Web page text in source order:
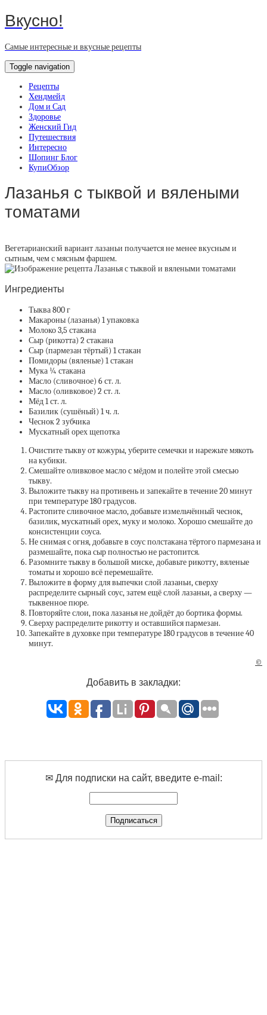
Вкусно!
Самые интересные и вкусные рецепты
Toggle navigation
Рецепты
Хендмейд
Дом и Сад
Здоровье
Женский Гид
Путешествия
Интересно
Шопинг Блог
КупиОбзор
Лазанья с тыквой и вялеными
томатами
Вегетарианский вариант лазаньи получается не менее вкусным и
сытным, чем с мясным фаршем.
Ингредиенты
Тыква 800 г
Макароны (лазанья) 1 упаковка
Молоко 3,5 стакана
Сыр (рикотта) 2 стакана
Сыр (пармезан тёртый) 1 стакан
Помидоры (вяленые) 1 стакан
Мука ¼ стакана
Масло (сливочное) 6 ст. л.
Масло (оливковое) 2 ст. л.
Мёд 1 ст. л.
Базилик (сушёный) 1 ч. л.
Чеснок 2 зубчика
Мускатный орех щепотка
Очистите тыкву от кожуры, уберите семечки и нарежьте мякоть
на кубики.
Смешайте оливковое масло с мёдом и полейте этой смесью
тыкву.
Выложите тыкву на противень и запекайте в течение 20 минут
при температуре 180 градусов.
Растопите сливочное масло, добавьте измельчённый чеснок,
базилик, мускатный орех, муку и молоко. Хорошо смешайте до
консистенции соуса.
Не снимая с огня, добавьте в соус полстакана тёртого пармезана и
размешайте, пока сыр полностью не растопится.
Разомните тыкву в большой миске, добавьте рикотту, вяленые
томаты и хорошо всё перемешайте.
Выложите в форму для выпечки слой лазаньи, сверху
распределите сырный соус, затем ещё слой лазаньи, а сверху —
тыквенное пюре.
Повторяйте слои, пока лазанья не дойдёт до бортика формы.
Сверху распределите рикотту и оставшийся пармезан.
Запекайте в духовке при температуре 180 градусов в течение 40
минут.
©
Добавить в закладки:
✉ Для подписки на сайт, введите e-mail: